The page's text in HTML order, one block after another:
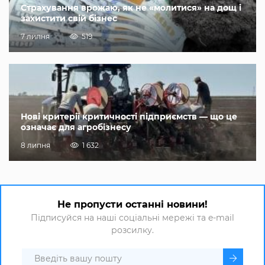
Страхування врожаю, як не «молитися» на дощ і
захистити свій бізнес
7 липня 519
Нові критерії критичності підприємств — що це
означає для агробізнесу
8 липня 1 632
Не пропусти останні новини!
Підписуйся на наші соціальні мережі та e-mail
розсилку.